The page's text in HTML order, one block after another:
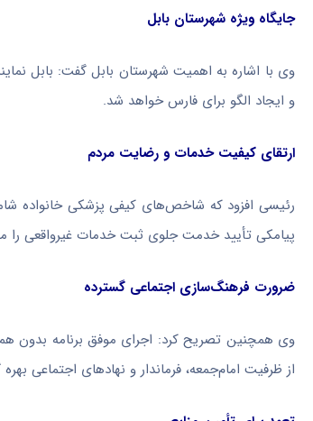
جایگاه ویژه شهرستان بابل
وی با اشاره به اهمیت شهرستان بابل گفت: بابل
و ایجاد الگو برای فارس خواهد شد.
ارتقای کیفیت خدمات و رضایت مردم
رئیسی افزود که شاخص‌های کیفی پزشکی خانواده
پیامکی تأیید خدمت جلوی ثبت خدمات غیرواقعی را
ضرورت فرهنگ‌سازی اجتماعی گسترده
وی همچنین تصریح کرد: اجرای موفق برنامه بدون
از ظرفیت امام‌جمعه، فرماندار و نهادهای اجتماعی